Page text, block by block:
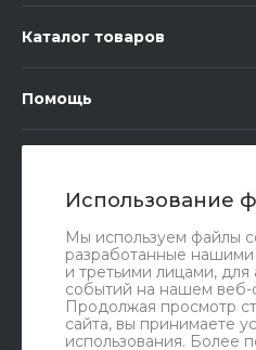
Использование
Мы используем файлы
разработанные
и третьими лицами, для
событий на нашем веб-
Продолжая просмотр
сайта, вы принимаете
использования. Более
Каталог товаров
Помощь